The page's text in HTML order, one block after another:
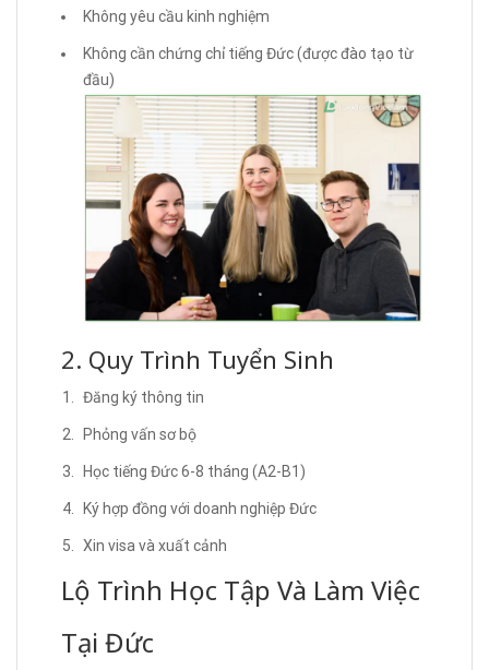
Không yêu cầu kinh nghiệm
Không cần chứng chỉ tiếng Đức (được đào tạo từ
đầu)
2. Quy Trình Tuyển Sinh
Đăng ký thông tin
Phỏng vấn sơ bộ
Học tiếng Đức 6-8 tháng (A2-B1)
Ký hợp đồng với doanh nghiệp Đức
Xin visa và xuất cảnh
Lộ Trình Học Tập Và Làm Việc
Tại Đức